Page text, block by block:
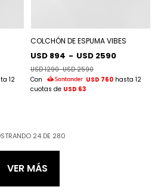
12
COLCHÓN DE ESPUMA VIBES
USD 894 - USD 2590
USD 1290-USD 2590
Con
USD 760 hasta 12
cuotas de USD 63
24 DE 280
VER MÁS